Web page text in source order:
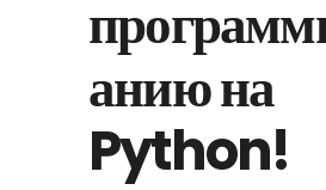
анию на
Python!